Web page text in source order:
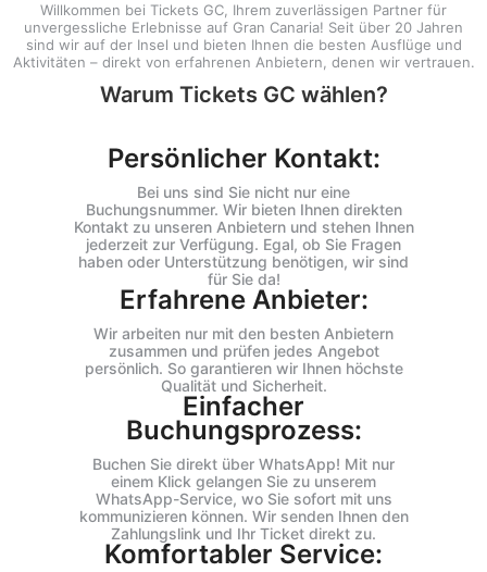
Willkommen bei Tickets GC, Ihrem zuverlässigen Partner für
unvergessliche Erlebnisse auf Gran Canaria! Seit über 20 Jahren
sind wir auf der Insel und bieten Ihnen die besten Ausflüge und
Aktivitäten – direkt von erfahrenen Anbietern, denen wir vertrauen.
Warum Tickets GC wählen?
Persönlicher Kontakt:
Bei uns sind Sie nicht nur eine
Buchungsnummer. Wir bieten Ihnen direkten
Kontakt zu unseren Anbietern und stehen Ihnen
jederzeit zur Verfügung. Egal, ob Sie Fragen
haben oder Unterstützung benötigen, wir sind
für Sie da!
Erfahrene Anbieter:
Wir arbeiten nur mit den besten Anbietern
zusammen und prüfen jedes Angebot
persönlich. So garantieren wir Ihnen höchste
Qualität und Sicherheit.
Einfacher
Buchungsprozess:
Buchen Sie direkt über WhatsApp! Mit nur
einem Klick gelangen Sie zu unserem
WhatsApp-Service, wo Sie sofort mit uns
kommunizieren können. Wir senden Ihnen den
Zahlungslink und Ihr Ticket direkt zu.
Komfortabler Service: